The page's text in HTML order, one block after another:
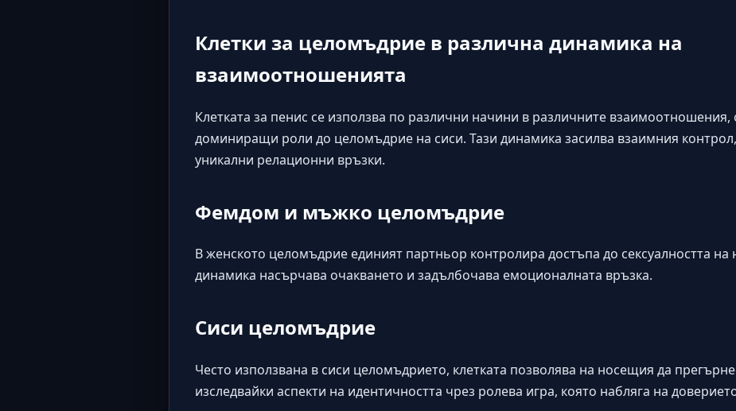
Клетки за целомъдрие в различна динамика на
взаимоотношенията
Клетката за пенис се използва по различни начини в различните взаимоотношения,
доминиращи роли до целомъдрие на сиси. Тази динамика засилва взаимния
уникални релационни връзки.
Фемдом и мъжко целомъдрие
В женското целомъдрие единият партньор контролира достъпа до сексуалността на
динамика насърчава очакването и задълбочава емоционалната връзка.
Сиси целомъдрие
Често използвана в сиси целомъдрието, клетката позволява на носещия да
изследвайки аспекти на идентичността чрез ролева игра, която набляга на